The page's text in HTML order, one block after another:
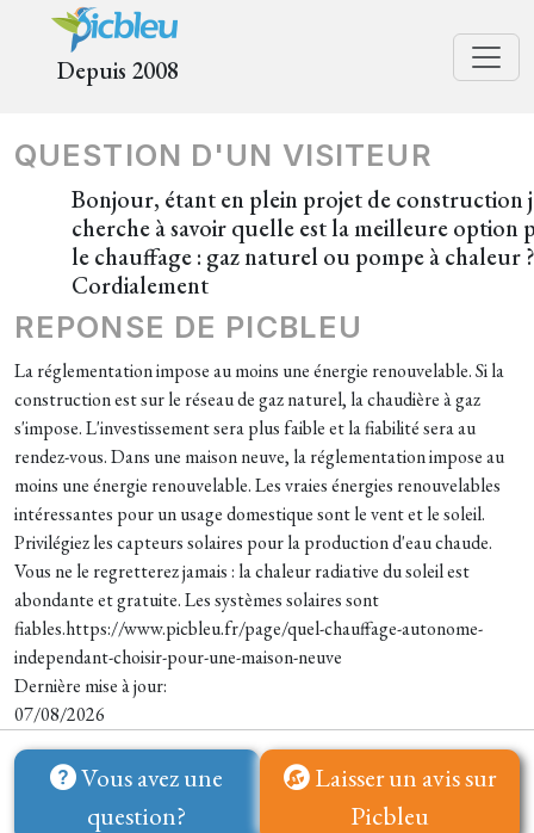
Depuis 2008
QUESTION D'UN VISITEUR
Bonjour, étant en plein projet de construction
cherche à savoir quelle est la meilleure option
le chauffage : gaz naturel ou pompe à chaleur ?
Cordialement
REPONSE DE PICBLEU
La réglementation impose au moins une énergie renouvelable. Si la
construction est sur le réseau de gaz naturel, la chaudière à gaz
s'impose. L'investissement sera plus faible et la fiabilité sera au
rendez-vous. Dans une maison neuve, la réglementation impose au
moins une énergie renouvelable. Les vraies énergies renouvelables
intéressantes pour un usage domestique sont le vent et le soleil.
Privilégiez les capteurs solaires pour la production d'eau chaude.
Vous ne le regretterez jamais : la chaleur radiative du soleil est
abondante et gratuite. Les systèmes solaires sont
fiables.https://www.picbleu.fr/page/quel-chauffage-autonome-
independant-choisir-pour-une-maison-neuve
Dernière mise à jour:
07/08/2026
Vous avez une
question?
Laisser un avis sur
Picbleu